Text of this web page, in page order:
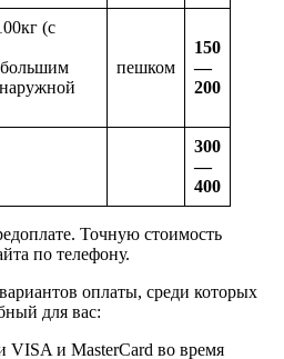
(с
большим
пешком
150
—
200
300
—
400
Точную стоимость
по телефону.
оплаты, среди которых
для вас:
VISA и MasterCard во время